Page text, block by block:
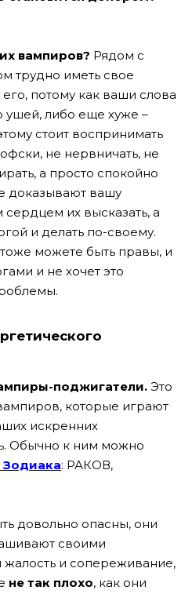
вампиров? Рядом с
трудно иметь свое
потому как ваши слова
ушей, либо еще хуже –
стоит воспринимать
не нервничать, не
а просто спокойно
доказывают вашу
их высказать, а
и делать по-своему.
тоже можете быть правы, и
и не хочет это
проблемы.
поджигатели. Это
которые играют
искренних
Обычно к ним можно
Зодиака: РАКОВ,
довольно опасны, они
своими
и сопереживание,
не так плохо, как они